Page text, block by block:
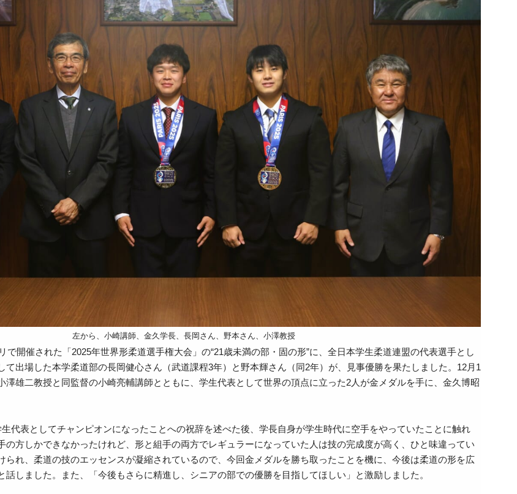
左から、小崎講師、金久学長、長岡さん、野本さん、小澤教授
で開催された「2025年世界形柔道選手権大会」の“21歳未満の部・固の形”に、全日本学生柔道連盟の代表選手とし
て出場した本学柔道部の長岡健心さん（武道課程3年）と野本輝さん（同2年）が、見事優勝を果たしました。12月1
澤雄二教授と同監督の小崎亮輔講師とともに、学生代表として世界の頂点に立った2人が金メダルを手に、金久博昭
代表としてチャンピオンになったことへの祝辞を述べた後、学長自身が学生時代に空手をやっていたことに触れ
の方しかできなかったけれど、形と組手の両方でレギュラーになっていた人は技の完成度が高く、ひと味違ってい
られ、柔道の技のエッセンスが凝縮されているので、今回金メダルを勝ち取ったことを機に、今後は柔道の形を広
話しました。また、「今後もさらに精進し、シニアの部での優勝を目指してほしい」と激励しました。